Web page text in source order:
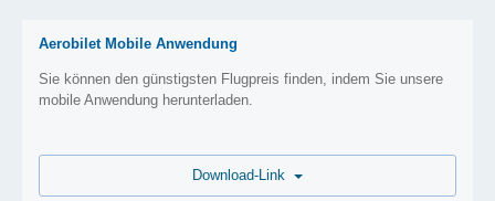
Aerobilet Mobile Anwendung
Sie können den günstigsten Flugpreis finden, indem Sie unsere
mobile Anwendung herunterladen.